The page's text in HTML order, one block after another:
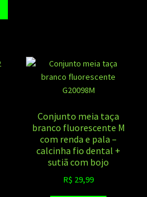
Conjunto meia taça
branco fluorescente M
com renda e pala –
calcinha fio dental +
sutiã com bojo
R$ 29,99